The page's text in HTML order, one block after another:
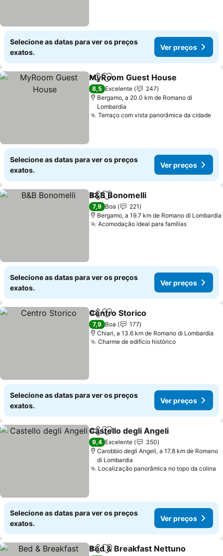
Selecione as datas para ver os preços
exatos.
Ver preços
PartilharAdicionar aos favoritos
MyRoom Guest House
8,5 Excelente
247
Bergamo, a 20.0 km de Romano di
Lombardia
Terraço com vista panorâmica da cidade
Selecione as datas para ver os preços
exatos.
Ver preços
PartilharAdicionar aos favoritos
B&B Bonomelli
7,9 Boa
221
Bergamo, a 19.7 km de Romano di Lombardia
Acomodação ideal para famíliasVer
Selecione as datas para ver os preços
exatos.
Ver preços
PartilharAdicionar aos favoritos
Centro Storico
7,9 Boa
177
Chiari, a 13.6 km de Romano di Lombardia
Charme de edifício históricoVer preços
Selecione as datas para ver os preços
exatos.
Ver preços
PartilharAdicionar aos favoritos
Castello degli Angeli
9,4 Excelente
350
Carobbio degli Angeli, a 17.8 km de Romano
di Lombardia
Localização panorâmica no topo da colina
Selecione as datas para ver os preços
exatos.
Ver preços
PartilharAdicionar aos favoritos
Bed & Breakfast Nettuno